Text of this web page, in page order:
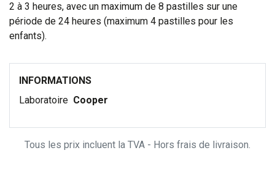
2 à 3 heures, avec un maximum de 8 pastilles sur une
période de 24 heures (maximum 4 pastilles pour les
enfants).
INFORMATIONS
Laboratoire Cooper
Tous les prix incluent la TVA - Hors frais de livraison.